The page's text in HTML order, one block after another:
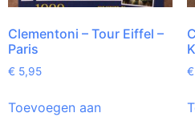
Clementoni – Tour Eiffel –
Paris
€ 5,95
Toevoegen aan
€